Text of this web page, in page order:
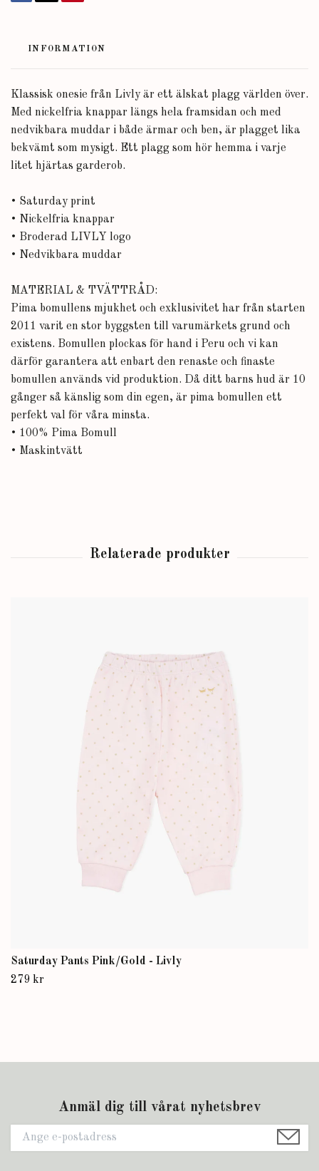
INFORMATION
Klassisk onesie från Livly är ett älskat plagg världen över.
Med nickelfria knappar längs hela framsidan och med
nedvikbara muddar i både ärmar och ben, är plagget lika
bekvämt som mysigt. Ett plagg som hör hemma i varje
litet hjärtas garderob.
• Saturday print
• Nickelfria knappar
• Broderad LIVLY logo
• Nedvikbara muddar
MATERIAL & TVÄTTRÅD:
Pima bomullens mjukhet och exklusivitet har från starten
2011 varit en stor byggsten till varumärkets grund och
existens. Bomullen plockas för hand i Peru och vi kan
därför garantera att enbart den renaste och finaste
bomullen används vid produktion. Då ditt barns hud är 10
gånger så känslig som din egen, är pima bomullen ett
perfekt val för våra minsta.
• 100% Pima Bomull
• Maskintvätt
Saturday Pants Pink/Gold - Livly
279 kr
Anmäl dig till vårat nyhetsbrev